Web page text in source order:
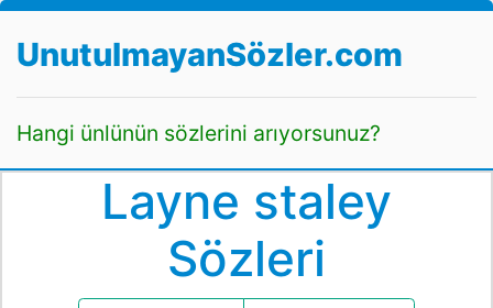
UnutulmayanSözler.com
Hangi ünlünün sözlerini arıyorsunuz?
Layne staley
Sözleri